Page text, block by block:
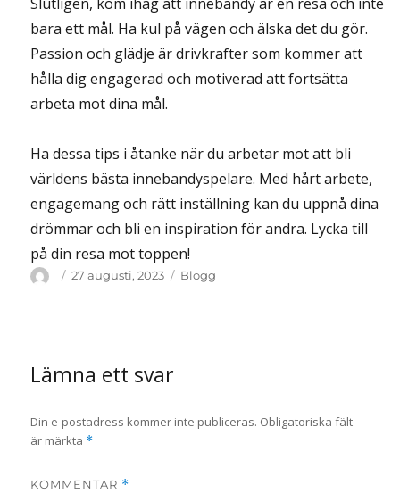
Slutligen, kom ihåg att innebandy är en resa och inte
bara ett mål. Ha kul på vägen och älska det du gör.
Passion och glädje är drivkrafter som kommer att
hålla dig engagerad och motiverad att fortsätta
arbeta mot dina mål.
Ha dessa tips i åtanke när du arbetar mot att bli
världens bästa innebandyspelare. Med hårt arbete,
engagemang och rätt inställning kan du uppnå dina
drömmar och bli en inspiration för andra. Lycka till
på din resa mot toppen!
Författare
Publicerat
27 augusti, 2023 Kategorier
Blogg
Lämna ett svar
Din e-postadress kommer inte publiceras. Obligatoriska fält
är märkta *
KOMMENTAR *